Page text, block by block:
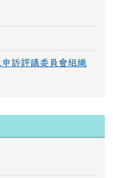
訴評議委員會組織